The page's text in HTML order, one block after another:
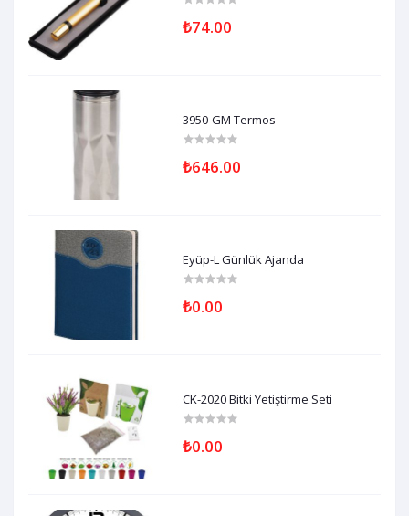
₺74.00
3950-GM Termos
₺646.00
Eyüp-L Günlük Ajanda
₺0.00
CK-2020 Bitki Yetiştirme Seti
₺0.00